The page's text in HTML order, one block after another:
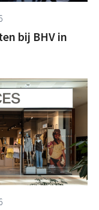
bij BHV in